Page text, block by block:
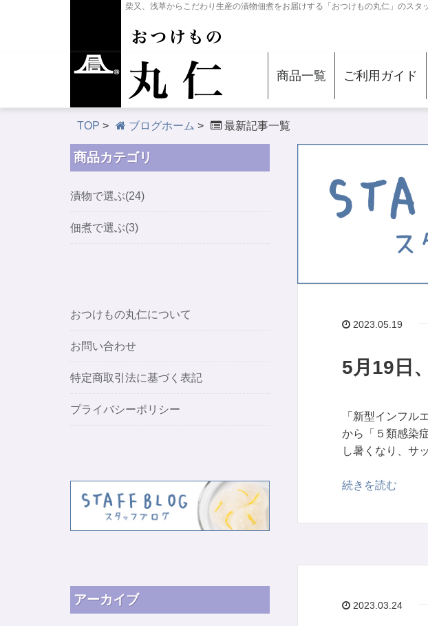
柴又、浅草からこだわり生産の漬物佃煮をお届けする「おつけもの丸仁」のスタ
商品一覧 ご利用ガイド
TOP > ブログホーム > 最新記事一覧
2023.05.19
5月19日
「新型インフル
から「５類感染
し暑くなり、サ
続きを読む
2023.03.24
商品カテゴリ
漬物で選ぶ(24)
佃煮で選ぶ(3)
おつけもの丸仁について
お問い合わせ
特定商取引法に基づく表記
プライバシーポリシー
アーカイブ